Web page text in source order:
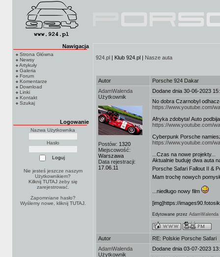
Nawigacja
Strona Główna
Newsy
Artykuły
Galeria
Forum
Komentarze
Download
Linki
Kontakt
Szukaj
Logowanie
Nazwa Użytkownika
Hasło
Nie jesteś jeszcze naszym
Użytkownikiem?
Kilknij TUTAJżeby się
zarejestrować.
Zapomniane hasło?
Wyślemy nowe, kliknij TUTAJ.
924.pl | Klub 924.pl | Nasze auta
Autor
Porsche 924 Dakar
AdamWalenda
Użytkownik
Postów: 1320
Miejscowość:
Warszawa
Data rejestracji:
17.06.11
Dodane dnia 30-06-2023
No dobra Czarnobyl
https://www.youtube.com/
Afryka zdobyta! Auto
https://www.youtube.com/
Cyberpunk Porsche
https://www.youtube.com/
...Czas na nowe projekty...
Aktualnie buduję dwa auta
Porsche Safari Fallout II &
Mam trochę nowych
...niedługo nowy film
[img]https://
Edytowane przez AdamWalenda
Autor
RE: Polskie Porsche Safari
AdamWalenda
Użytkownik
Dodane dnia 03-07-2023